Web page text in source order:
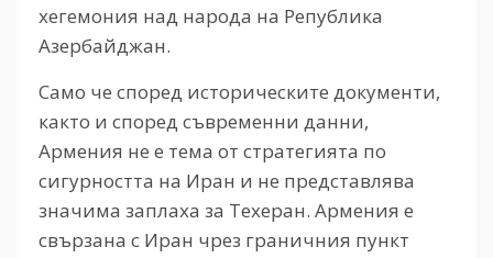
хегемония над народа на Република
Азербайджан.
Само че според историческите документи,
както и според съвременни данни,
Армения не е тема от стратегията по
сигурността на Иран и не представлява
значима заплаха за Техеран. Армения е
свързана с Иран чрез граничния пункт